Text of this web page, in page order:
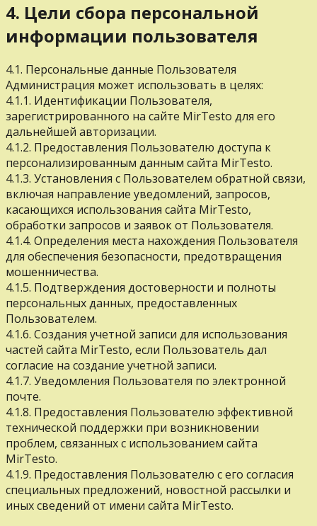
4. Цели сбора персональной
информации пользователя
4.1. Персональные данные Пользователя
Администрация может использовать в целях:
4.1.1. Идентификации Пользователя,
зарегистрированного на сайте MirTesto для его
дальнейшей авторизации.
4.1.2. Предоставления Пользователю доступа к
персонализированным данным сайта MirTesto.
4.1.3. Установления с Пользователем обратной связи,
включая направление уведомлений, запросов,
касающихся использования сайта MirTesto,
обработки запросов и заявок от Пользователя.
4.1.4. Определения места нахождения Пользователя
для обеспечения безопасности, предотвращения
мошенничества.
4.1.5. Подтверждения достоверности и полноты
персональных данных, предоставленных
Пользователем.
4.1.6. Создания учетной записи для использования
частей сайта MirTesto, если Пользователь дал
согласие на создание учетной записи.
4.1.7. Уведомления Пользователя по электронной
почте.
4.1.8. Предоставления Пользователю эффективной
технической поддержки при возникновении
проблем, связанных с использованием сайта
MirTesto.
4.1.9. Предоставления Пользователю с его согласия
специальных предложений, новостной рассылки и
иных сведений от имени сайта MirTesto.